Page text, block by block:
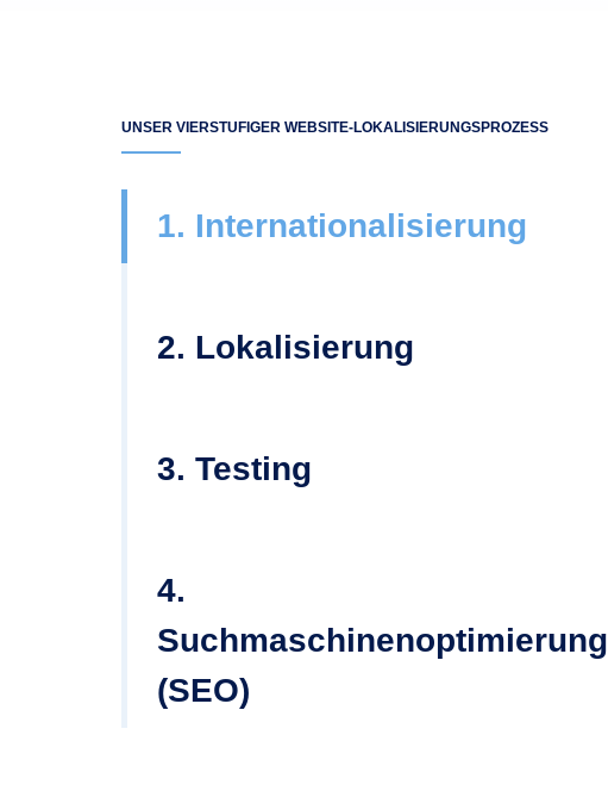
UNSER VIERSTUFIGER WEBSITE-LOKALISIERUNGSPROZESS
1. Internationalisierung
2. Lokalisierung
3. Testing
4.
Suchmaschinenoptimierung
(SEO)